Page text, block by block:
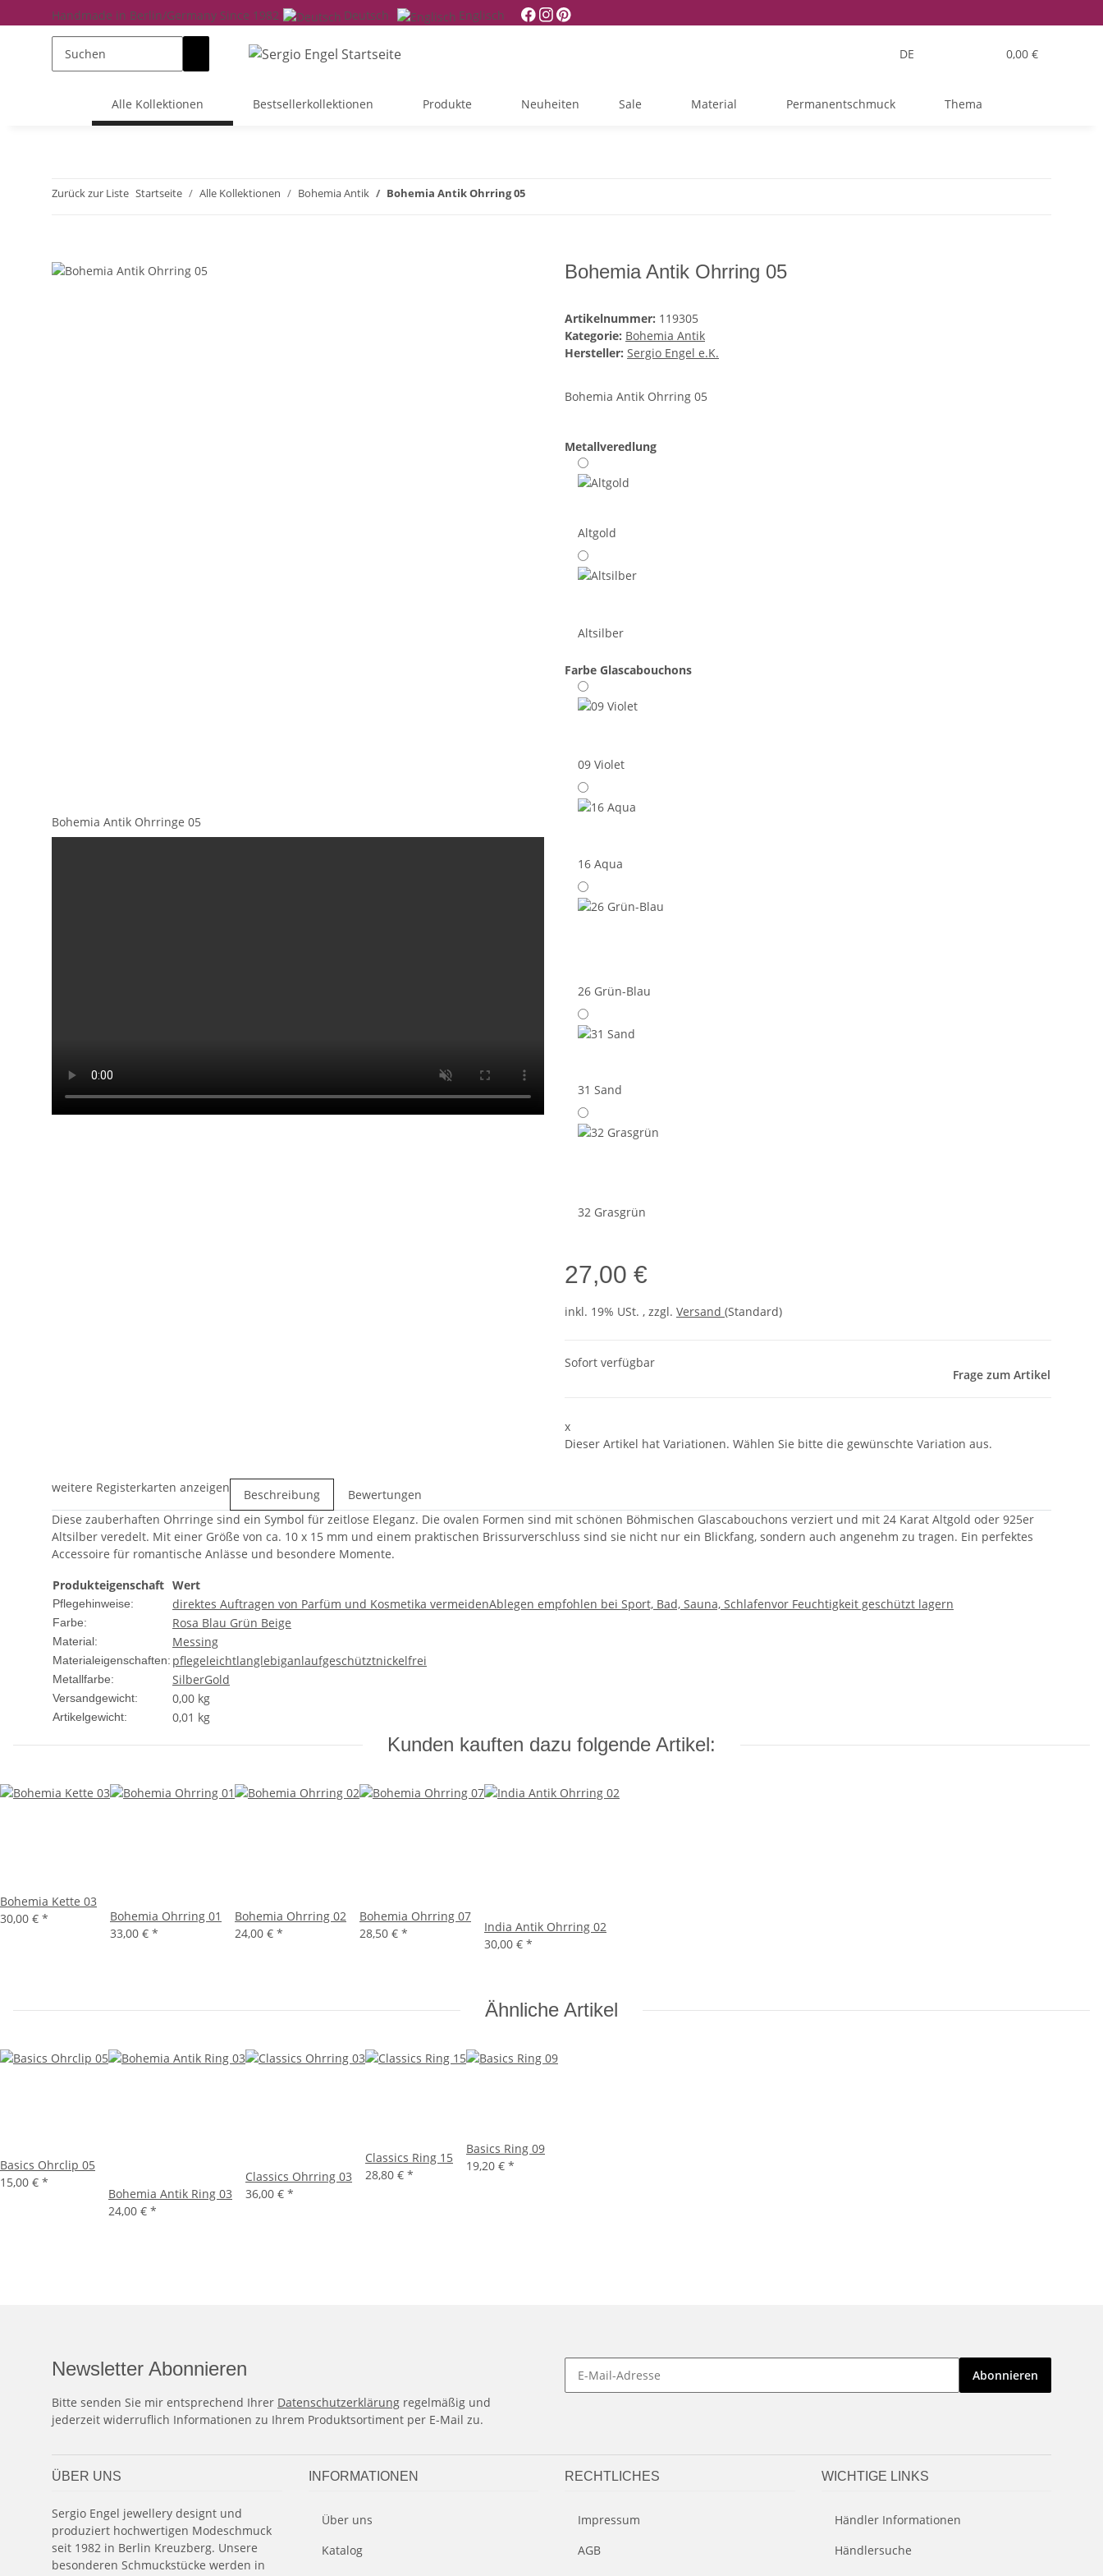
Handmade in Berlin/Germany Since 1982 Deutsch Englisch
DE 0,00 €
Alle Kollektionen Bestsellerkollektionen Produkte Neuheiten Sale Material Permanentschmuck Thema
Zurück zur Liste Startseite Alle Kollektionen Bohemia Antik Bohemia Antik Ohrring 05
Bohemia Antik Ohrringe 05
Bohemia Antik Ohrring 05
Artikelnummer: 119305
Kategorie: Bohemia Antik
Hersteller: Sergio Engel e.K.
Bohemia Antik Ohrring 05
Metallveredlung
Altgold
Altsilber
Farbe Glascabouchons
09 Violet
16 Aqua
26 Grün-Blau
31 Sand
32 Grasgrün
27,00 €
inkl. 19% USt. , zzgl. Versand (Standard)
Sofort verfügbar
Frage zum Artikel
x
Dieser Artikel hat Variationen. Wählen Sie bitte die gewünschte Variation aus.
weitere Registerkarten anzeigen Beschreibung
Bewertungen
Diese zauberhaften Ohrringe sind ein Symbol für zeitlose Eleganz. Die ovalen Formen sind mit schönen Böhmischen Glascabouchons verziert und mit 24 Karat Altgold oder 925er
Altsilber veredelt. Mit einer Größe von ca. 10 x 15 mm und einem praktischen Brissurverschluss sind sie nicht nur ein Blickfang, sondern auch angenehm zu tragen. Ein perfektes
Accessoire für romantische Anlässe und besondere Momente.
Produkteigenschaft Wert
Pflegehinweise: direktes Auftragen von Parfüm und Kosmetika vermeidenAblegen empfohlen bei Sport, Bad, Sauna, Schlafenvor Feuchtigkeit geschützt lagern
Farbe: Rosa Blau Grün Beige
Material: Messing
Materialeigenschaften: pflegeleichtlanglebiganlaufgeschütztnickelfrei
Metallfarbe: SilberGold
Versandgewicht: 0,00 kg
Artikelgewicht: 0,01 kg
Kunden kauften dazu folgende Artikel:
Bohemia Kette 03
30,00 € *
Bohemia Ohrring 01
33,00 € *
Bohemia Ohrring 02
24,00 € *
Bohemia Ohrring 07
28,50 € *
India Antik Ohrring 02
30,00 € *
Ähnliche Artikel
Basics Ohrclip 05
15,00 € *
Bohemia Antik Ring 03
24,00 € *
Classics Ohrring 03
36,00 € *
Classics Ring 15
28,80 € *
Basics Ring 09
19,20 € *
Newsletter Abonnieren
Bitte senden Sie mir entsprechend Ihrer Datenschutzerklärung regelmäßig und
jederzeit widerruflich Informationen zu Ihrem Produktsortiment per E-Mail zu.
Abonnieren
ÜBER UNS
Sergio Engel jewellery designt und
produziert hochwertigen Modeschmuck
seit 1982 in Berlin Kreuzberg. Unsere
besonderen Schmuckstücke werden in
INFORMATIONEN
Über uns
Katalog
RECHTLICHES
Impressum
AGB
WICHTIGE LINKS
Händler Informationen
Händlersuche